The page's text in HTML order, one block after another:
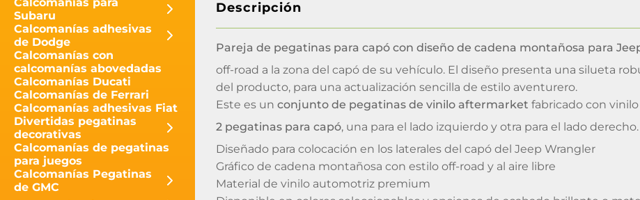
Calcomanías para
Subaru
Calcomanías adhesivas
de Dodge
Calcomanías con
calcomanías abovedadas
Calcomanías Ducati
Calcomanías de Ferrari
Calcomanías adhesivas Fiat
Divertidas pegatinas
decorativas
Calcomanías de pegatinas
para juegos
Calcomanías Pegatinas
de GMC
Descripción
Pareja de pegatinas para capó con diseño de cadena montañosa para
off-road a la zona del capó de su vehículo. El diseño presenta una silueta
del producto, para una actualización sencilla de estilo aventurero.
Este es un conjunto de pegatinas de vinilo aftermarket fabricado con
2 pegatinas para capó, una para el lado izquierdo y otra para el lado derecho.
Diseñado para colocación en los laterales del capó del Jeep Wrangler
Gráfico de cadena montañosa con estilo off-road y al aire libre
Material de vinilo automotriz premium